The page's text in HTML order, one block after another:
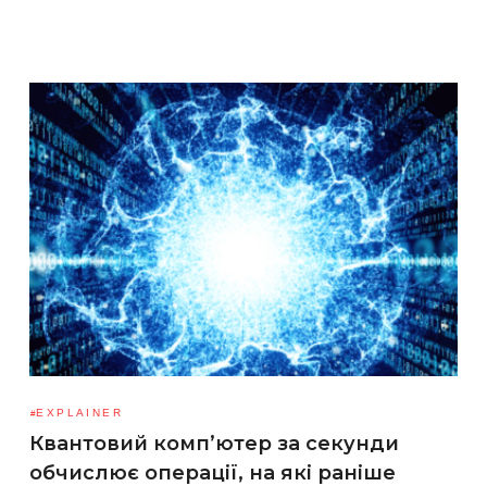
EXPLAINER
Квантовий комп’ютер за секунди
обчислює операції, на які раніше